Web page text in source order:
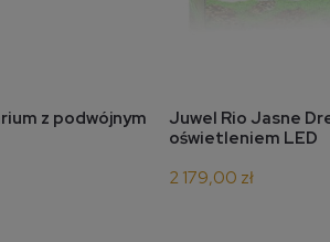
z podwójnym
Juwel Rio Jasne
oświetleniem LED
2 179,00 zł